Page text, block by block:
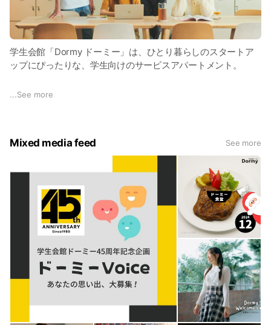
学生会館「Dormy ドーミー」は、ひとり暮らしのスタートア
ップにぴったりな、学生向けのサービスアパートメント。
学生のみなさんがやりたいことに夢中になれる環境とサービス
本LINEでは、Dormyの最新情報のほか、住まい選びや進学に役
立つさまざまなお楽しみコンテンツを配信しています！
...See more
Mixed media feed See more